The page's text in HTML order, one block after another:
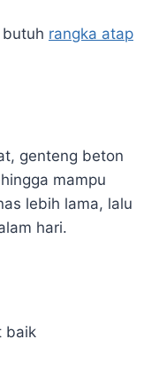
rangka atap
genteng beton
mampu
lebih lama, lalu
hari.
baik